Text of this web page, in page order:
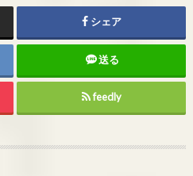
シェア
送る
feedly